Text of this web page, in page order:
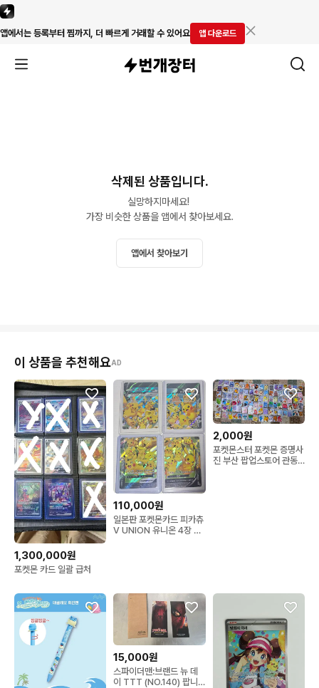
앱에서는 등록부터 찜까지, 더 빠르게 거래할 수 있어요 앱 다운로드
삭제된 상품입니다.
실망하지마세요!
가장 비슷한 상품을 앱에서 찾아보세요.
앱에서 찾아보기
이 상품을 추천해요AD
1,300,000원
포켓몬 카드 일괄 급처
110,000원
일본판 포켓몬카드 피카츄
V UNION 유니온 4장 세
2,000원
포켓몬스터 포켓몬 증명사
진 부산 팝업스토어 관동
15,000원
스파이더맨:브랜드 뉴 데
이 TTT (NO.140) 팝니